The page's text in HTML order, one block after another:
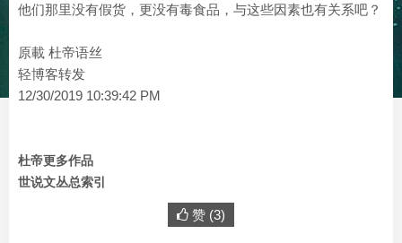
他们那里没有假货，更没有毒食品，与这些因素也有关系吧？
原載 杜帝语丝
轻博客转发
12/30/2019 10:39:42 PM
杜帝更多作品
世说文丛总索引
赞 (3)